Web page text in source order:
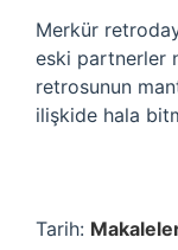
Merkür
eski partnerler
retrosunun
ilişkide hala
Tarih: